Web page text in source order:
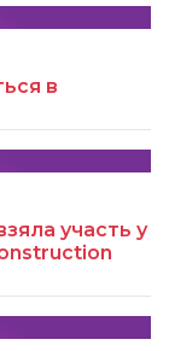
в
участь у